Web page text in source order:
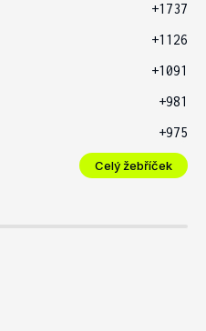
+1737
+1126
+1091
+981
+975
Celý žebříček